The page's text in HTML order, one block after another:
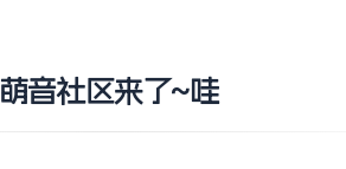
萌音社区来了~哇